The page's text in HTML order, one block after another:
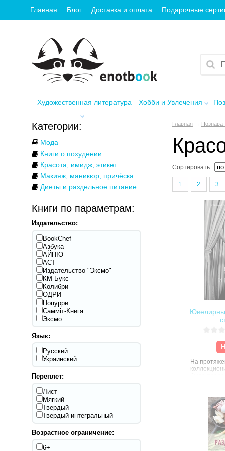
Главная Блог Доставка и оплата Подарочные
Художественная литература Хобби и Увлечения
Категории:
Мода
Книги о похудении
Красота, имидж, этикет
Макияж, маникюр, причёска
Диеты и раздельное питание
Книги по параметрам:
Издательство:
BookChef
Азбука
АЙПІО
АСТ
Издательство "Эксмо"
КМ-Букс
Колибри
ОДРИ
Попурри
Самміт-Книга
Эксмо
Язык:
Русский
Украинский
Переплет:
Лист
Мягкий
Твердый
Твердый интегральный
Возрастное ограничение:
6+
Главная →
Сортировать:
1 2 3
На
мировой
браслеты,
звезд и
носили
свободы,